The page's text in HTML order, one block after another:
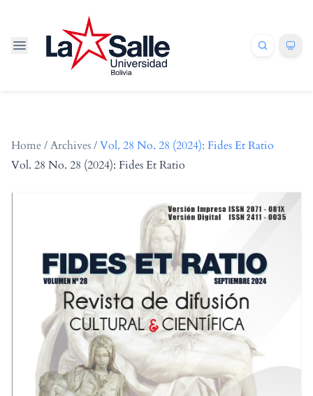
Home/Archives/Vol. 28 No. 28 (2024): Fides Et Ratio
Vol. 28 No. 28 (2024): Fides Et Ratio